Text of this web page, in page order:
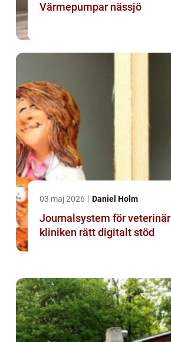
Värmepumpar nässjö
03 maj 2026 Daniel Holm
Journalsystem för veterinär så väljer
kliniken rätt digitalt stöd